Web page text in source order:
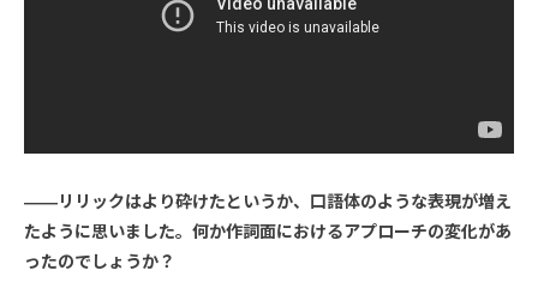
――リリックはより砕けたというか、口語体のような表現が増え
たように思いました。何か作詞面におけるアプローチの変化があ
ったのでしょうか？